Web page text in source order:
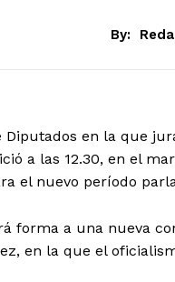
By:
en la que
a las 12.30, en el
el nuevo período
forma a una nueva
en la que el